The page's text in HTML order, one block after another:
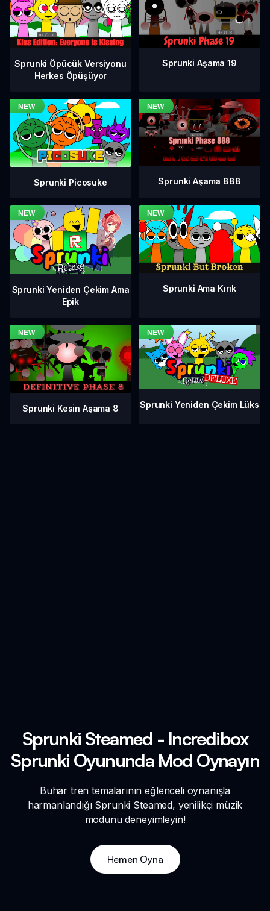
Sprunki Öpücük Versiyonu
Herkes Öpüşüyor
Sprunki Aşama 19
Sprunki Picosuke Sprunki Aşama 888
Sprunki Yeniden Çekim Ama
Epik
Sprunki Ama Kırık
Sprunki Kesin Aşama 8 Sprunki Yeniden Çekim Lüks
Sprunki Steamed - Incredibox
Sprunki Oyununda Mod Oynayın
Buhar tren temalarının eğlenceli oynanışla
harmanlandığı Sprunki Steamed, yenilikçi müzik
modunu deneyimleyin!
Hemen Oyna